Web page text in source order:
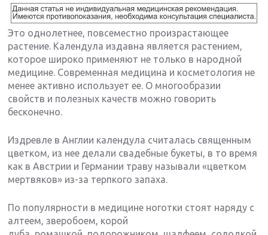
Это однолетнее, повсеместно произрастающее
растение. Календула издавна является растением,
которое широко применяют не только в народной
медицине. Современная медицина и косметология не
менее активно использует ее. О многообразии
свойств и полезных качеств можно говорить
бесконечно.
Издревле в Англии календула считалась священным
цветком, из нее делали свадебные букеты, в то время
как в Австрии и Германии траву называли «цветком
мертвяков» из-за терпкого запаха.
По популярности в медицине ноготки стоят наряду с
алтеем, зверобоем, корой